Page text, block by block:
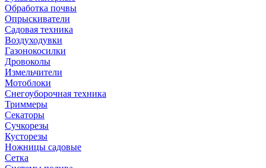
Обработка почвы
Опрыскиватели
Садовая техника
Воздуходувки
Газонокосилки
Дровоколы
Измельчители
Мотоблоки
Снегоуборочная техника
Триммеры
Секаторы
Сучкорезы
Кусторезы
Ножницы садовые
Сетка